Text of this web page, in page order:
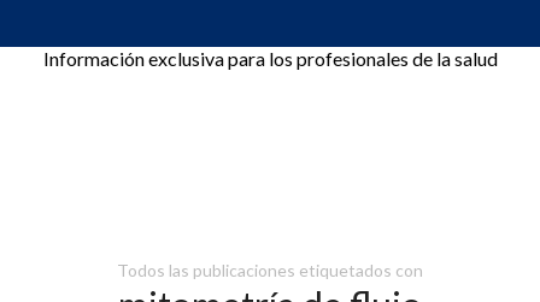
Información exclusiva para los profesionales de la salud
Todos las publicaciones etiquetados con